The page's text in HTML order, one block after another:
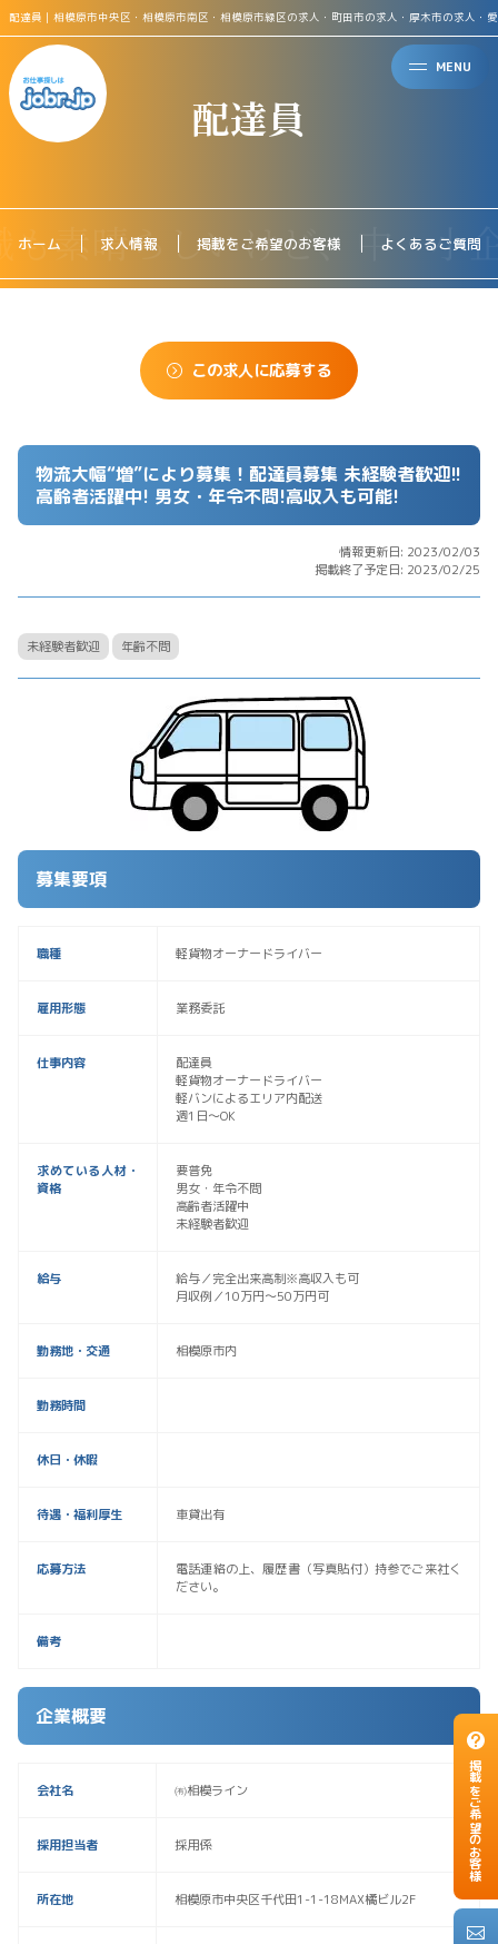
MENU
掲載をご希望のお客様
配達員｜相模原市中央区・相模原市南区・相模原市緑区の求人・町田市の求人・厚木市の求人・
配達員
ホーム 求人情報 掲載をご希望のお客様 よくあるご質問
この求人に応募する
物流大幅“増”により募集！配達員募集 未経験者歓迎!!
高齢者活躍中! 男女・年令不問!高収入も可能!
情報更新日: 2023/02/03
掲載終了予定日: 2023/02/25
未経験者歓迎 年齢不問
募集要項
職種 軽貨物オーナードライバー
雇用形態 業務委託
仕事内容
配達員
軽貨物オーナードライバー
軽バンによるエリア内配送
週1日〜OK
求めている人材・
資格
要普免
男女・年令不問
高齢者活躍中
未経験者歓迎
給与
給与／完全出来高制※高収入も可
月収例／10万円〜50万円可
勤務地・交通 相模原市内
勤務時間
休日・休暇
待遇・福利厚生 車貸出有
応募方法
電話連絡の上、履歴書（写真貼付）持参でご来社く
ださい。
備考
企業概要
会社名 ㈲相模ライン
採用担当者 採用係
所在地 相模原市中央区千代田1-1-18MAX橘ビル2F